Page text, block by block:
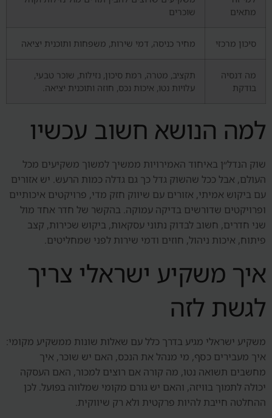
מתאים
שוכרים
סיכון מרכזי מחיר כניסה, דמי שירות, משפחות ותוכנית יציאה
מה דנסיה
בודקת
תקציב, מטרה, רמת סיכון, נזילות, שוכר טבעי,
עלויות נטו, איכות נכס, חוזה ותוכנית יציאה.
למה הנושא חשוב עכשיו
שוק הנדל״ן באיחוד האמירויות ממשיך למשוך משקיעים מכל
העולם, אבל ככל שהשוק גדל כך גם גדלה כמות הרעש. יש אזורים
עם ביקוש אמיתי, אזורים עם שיווק חזק מדי, פרויקטים איכותיים
ופרויקטים שדורשים בדיקה עמוקה. בהקשר של חדר אחד מול
שני חדרים, חשוב לבדוק נתוני עסקאות, ביקוש שכירות, קצב
פיתוח, איכות ניהול, חוזים ודמי שירות לפני שמחליטים.
איך משקיע ישראלי צריך
לגשת לזה
משקיע ישראלי מגיע בדרך כלל עם שאלות שונות ממשקיע מקומי:
איך מעבירים כסף, מי מנהל את הנכס, האם יש שוכר, איך
מחשבים תשואה נטו, מה קורה אם רוצים למכור, האם העסקה
יכולה לתמוך בוויזה, והאם יש גורם מקומי שמלווה בפועל. לכן
ההחלטה חייבת להיות פרקטית ולא רק שיווקית.